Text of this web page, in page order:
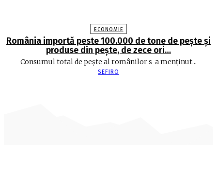
ECONOMIE
România importă peste 100.000 de tone de peşte şi
produse din peşte, de zece ori…
Consumul total de peşte al ro­mâ­nilor s-a menţinut...
SEFIRO